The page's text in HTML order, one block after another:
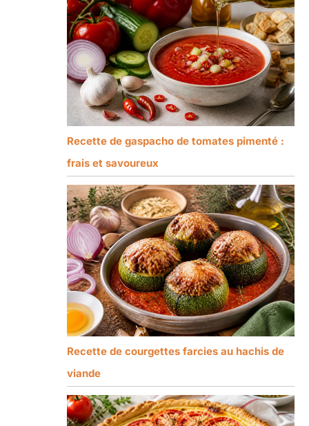
Recette de gaspacho de tomates pimenté :
frais et savoureux
Recette de courgettes farcies au hachis de
viande